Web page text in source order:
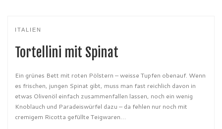
ITALIEN
Tortellini mit Spinat
Ein grünes Bett mit roten Pölstern – weisse Tupfen obenauf. Wenn
es frischen, jungen Spinat gibt, muss man fast reichlich davon in
etwas Olivenöl einfach zusammenfallen lassen, noch ein wenig
Knoblauch und Paradeiswürfel dazu – da fehlen nur noch mit
cremigem Ricotta gefüllte Teigwaren…